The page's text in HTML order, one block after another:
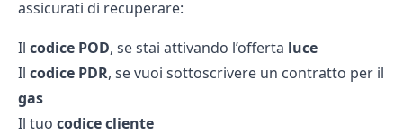
assicurati di recuperare:
Il codice POD, se stai attivando l’offerta luce
Il codice PDR, se vuoi sottoscrivere un contratto per il
gas
Il tuo codice cliente